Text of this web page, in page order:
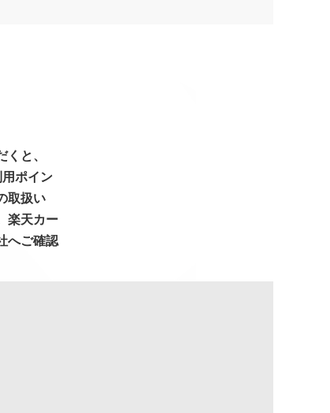
と、
ポイン
取扱い
楽天カー
へご確認